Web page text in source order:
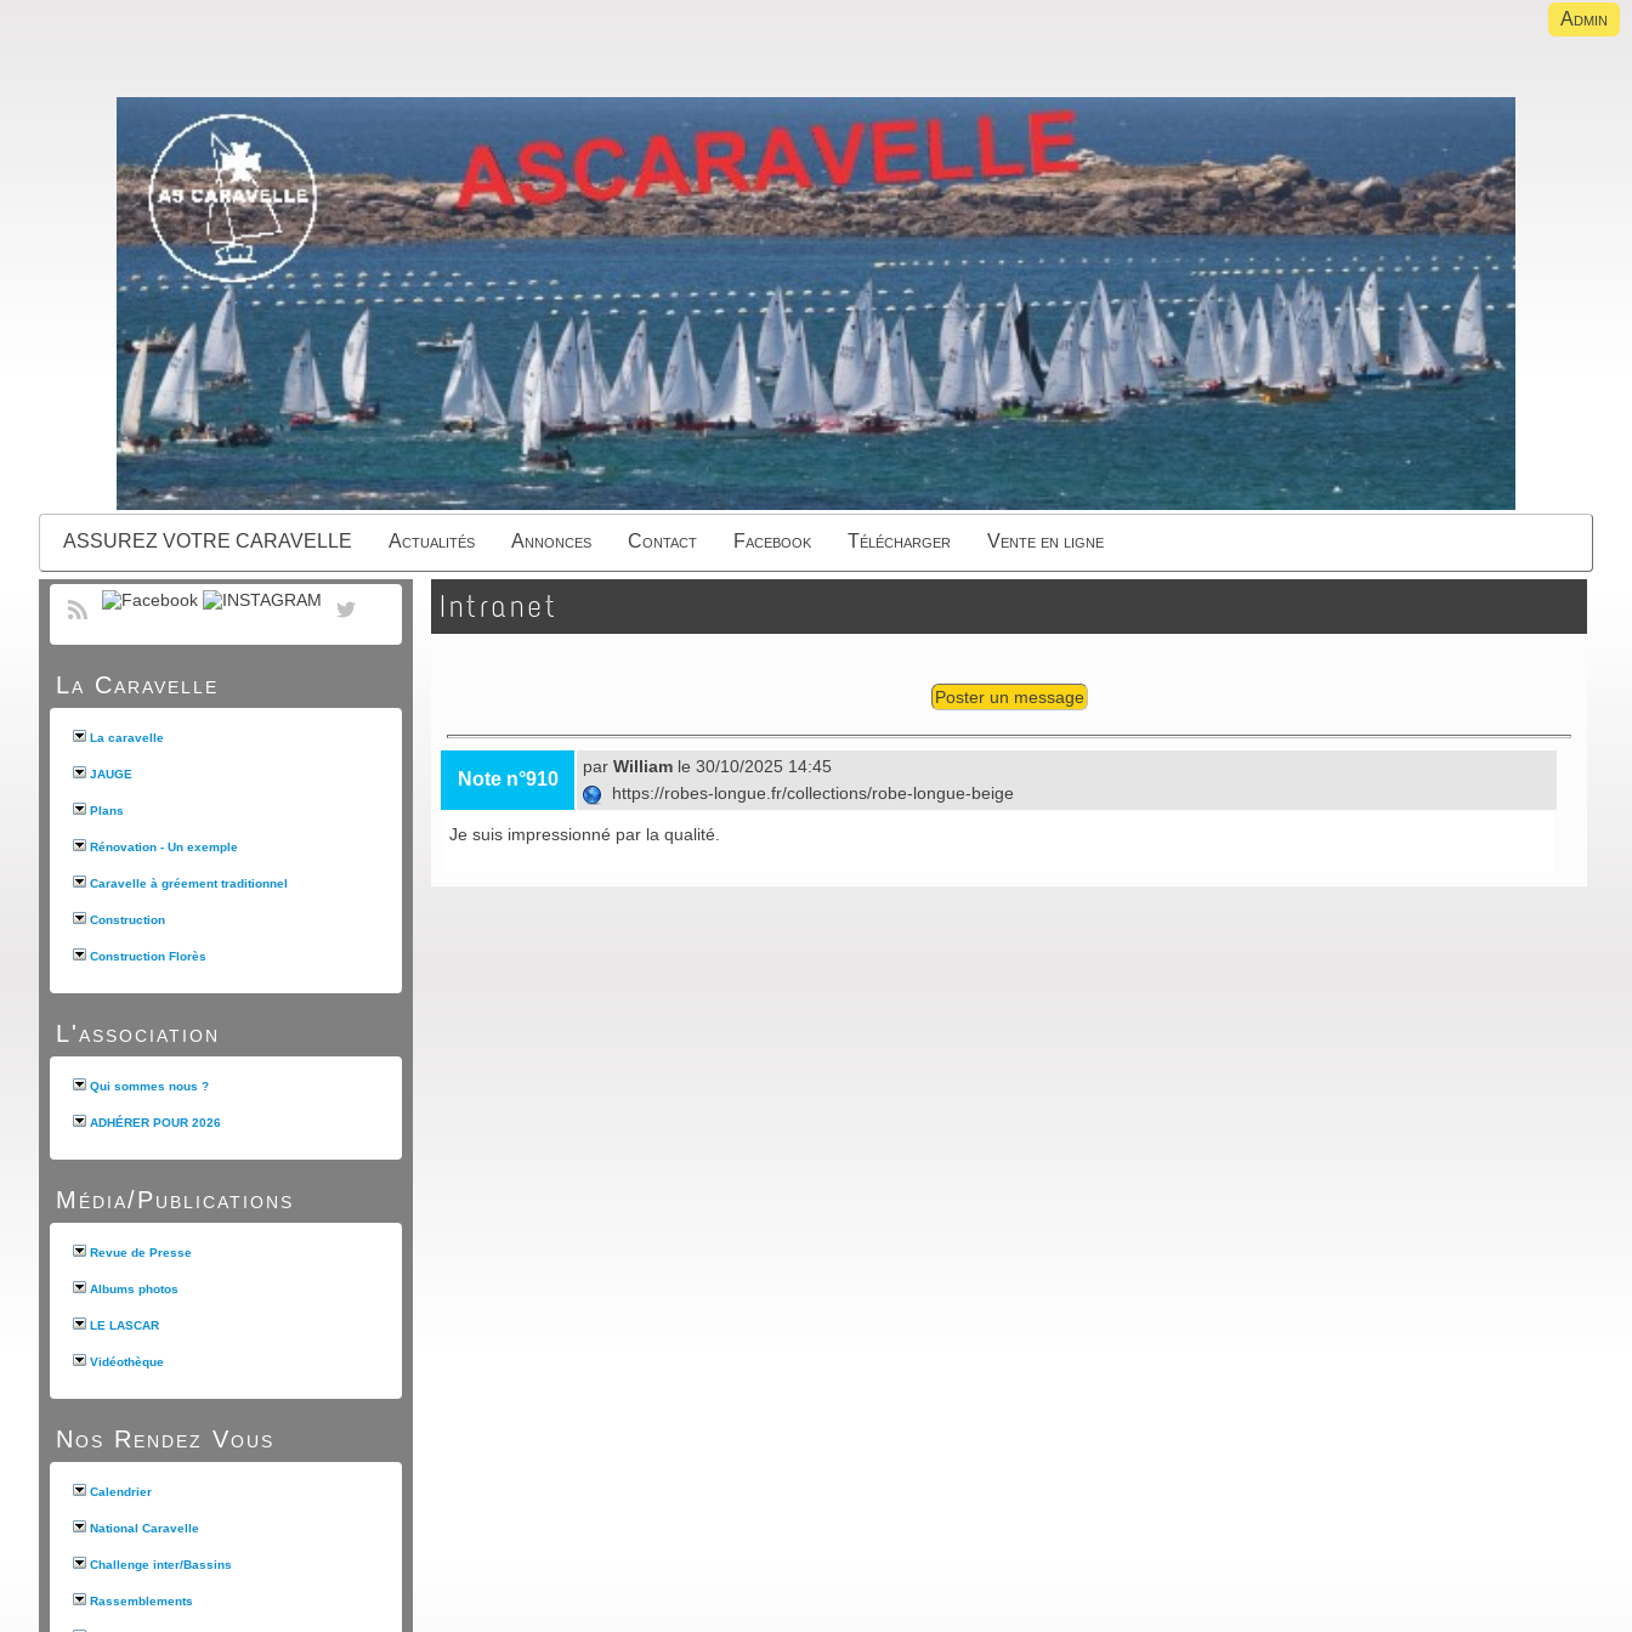
Admin
ASSUREZ VOTRE CARAVELLE Actualités Annonces Contact Facebook Télécharger Vente en ligne
La Caravelle
La caravelle
JAUGE
Plans
Rénovation - Un exemple
Caravelle à gréement traditionnel
Construction
Construction Florès
L'association
Qui sommes nous ?
ADHÉRER POUR 2026
Média/Publications
Revue de Presse
Albums photos
LE LASCAR
Vidéothèque
Nos Rendez Vous
Calendrier
National Caravelle
Challenge inter/Bassins
Rassemblements
Intranet
Poster un message
Note n°910
par William le 30/10/2025 14:45
https://robes-longue.fr/collections/robe-longue-beige
Je suis impressionné par la qualité.